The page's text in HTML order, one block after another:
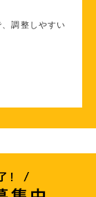
調整しやすい